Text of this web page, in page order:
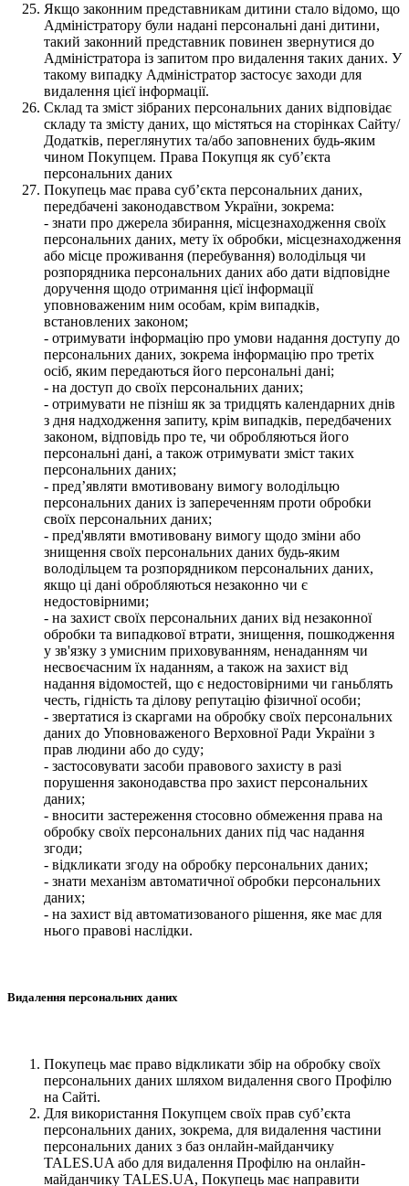
Якщо законним представникам дитини стало відомо, що
Адміністратору були надані персональні дані дитини,
такий законний представник повинен звернутися до
Адміністратора із запитом про видалення таких даних. У
такому випадку Адміністратор застосує заходи для
видалення цієї інформації.
Склад та зміст зібраних персональних даних відповідає
складу та змісту даних, що містяться на сторінках Сайту/
Додатків, переглянутих та/або заповнених будь-яким
чином Покупцем. Права Покупця як суб’єкта
персональних даних
Покупець має права суб’єкта персональних даних,
передбачені законодавством України, зокрема:
- знати про джерела збирання, місцезнаходження своїх
персональних даних, мету їх обробки, місцезнаходження
або місце проживання (перебування) володільця чи
розпорядника персональних даних або дати відповідне
доручення щодо отримання цієї інформації
уповноваженим ним особам, крім випадків,
встановлених законом;
- отримувати інформацію про умови надання доступу до
персональних даних, зокрема інформацію про третіх
осіб, яким передаються його персональні дані;
- на доступ до своїх персональних даних;
- отримувати не пізніш як за тридцять календарних днів
з дня надходження запиту, крім випадків, передбачених
законом, відповідь про те, чи обробляються його
персональні дані, а також отримувати зміст таких
персональних даних;
- пред’являти вмотивовану вимогу володільцю
персональних даних із запереченням проти обробки
своїх персональних даних;
- пред'являти вмотивовану вимогу щодо зміни або
знищення своїх персональних даних будь-яким
володільцем та розпорядником персональних даних,
якщо ці дані обробляються незаконно чи є
недостовірними;
- на захист своїх персональних даних від незаконної
обробки та випадкової втрати, знищення, пошкодження
у зв'язку з умисним приховуванням, ненаданням чи
несвоєчасним їх наданням, а також на захист від
надання відомостей, що є недостовірними чи ганьблять
честь, гідність та ділову репутацію фізичної особи;
- звертатися із скаргами на обробку своїх персональних
даних до Уповноваженого Верховної Ради України з
прав людини або до суду;
- застосовувати засоби правового захисту в разі
порушення законодавства про захист персональних
даних;
- вносити застереження стосовно обмеження права на
обробку своїх персональних даних під час надання
згоди;
- відкликати згоду на обробку персональних даних;
- знати механізм автоматичної обробки персональних
даних;
- на захист від автоматизованого рішення, яке має для
нього правові наслідки.
Видалення персональних даних
Покупець має право відкликати збір на обробку своїх
персональних даних шляхом видалення свого Профілю
на Сайті.
Для використання Покупцем своїх прав суб’єкта
персональних даних, зокрема, для видалення частини
персональних даних з баз онлайн-майданчику
TALES.UA або для видалення Профілю на онлайн-
майданчику TALES.UA, Покупець має направити